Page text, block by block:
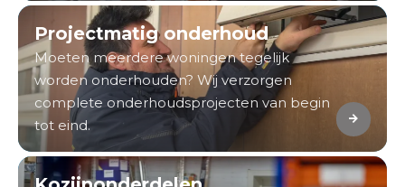
Projectmatig onderhoud
Moeten meerdere woningen tegelijk
worden onderhouden? Wij verzorgen
complete onderhoudsprojecten van begin
tot eind.